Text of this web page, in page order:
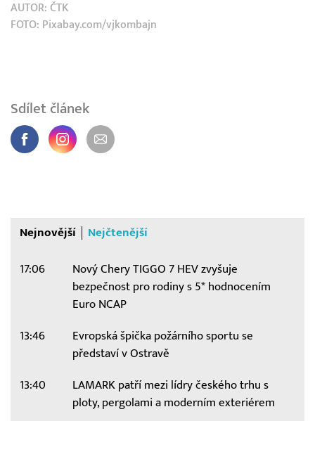
AUTOR: ČTK
FOTO: Pixabay.com/vjkombajn
Sdílet článek
Nejnovější Nejčtenější
17:06
Nový Chery TIGGO 7 HEV zvyšuje
bezpečnost pro rodiny s 5* hodnocením
Euro NCAP
13:46
Evropská špička požárního sportu se
představí v Ostravě
13:40
LAMARK patří mezi lídry českého trhu s
ploty, pergolami a moderním exteriérem